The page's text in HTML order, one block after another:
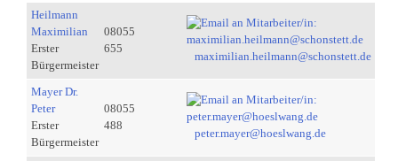
Heilmann
Maximilian
Erster
Bürgermeister
08055
655
maximilian.heilmann@schonstett.de
Mayer Dr.
Peter
Erster
Bürgermeister
08055
488
peter.mayer@hoeslwang.de